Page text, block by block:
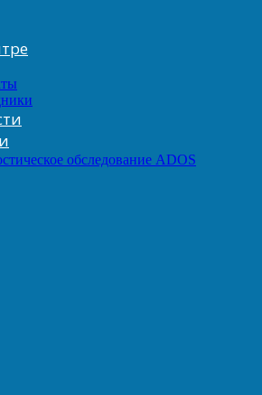
обследование ADOS